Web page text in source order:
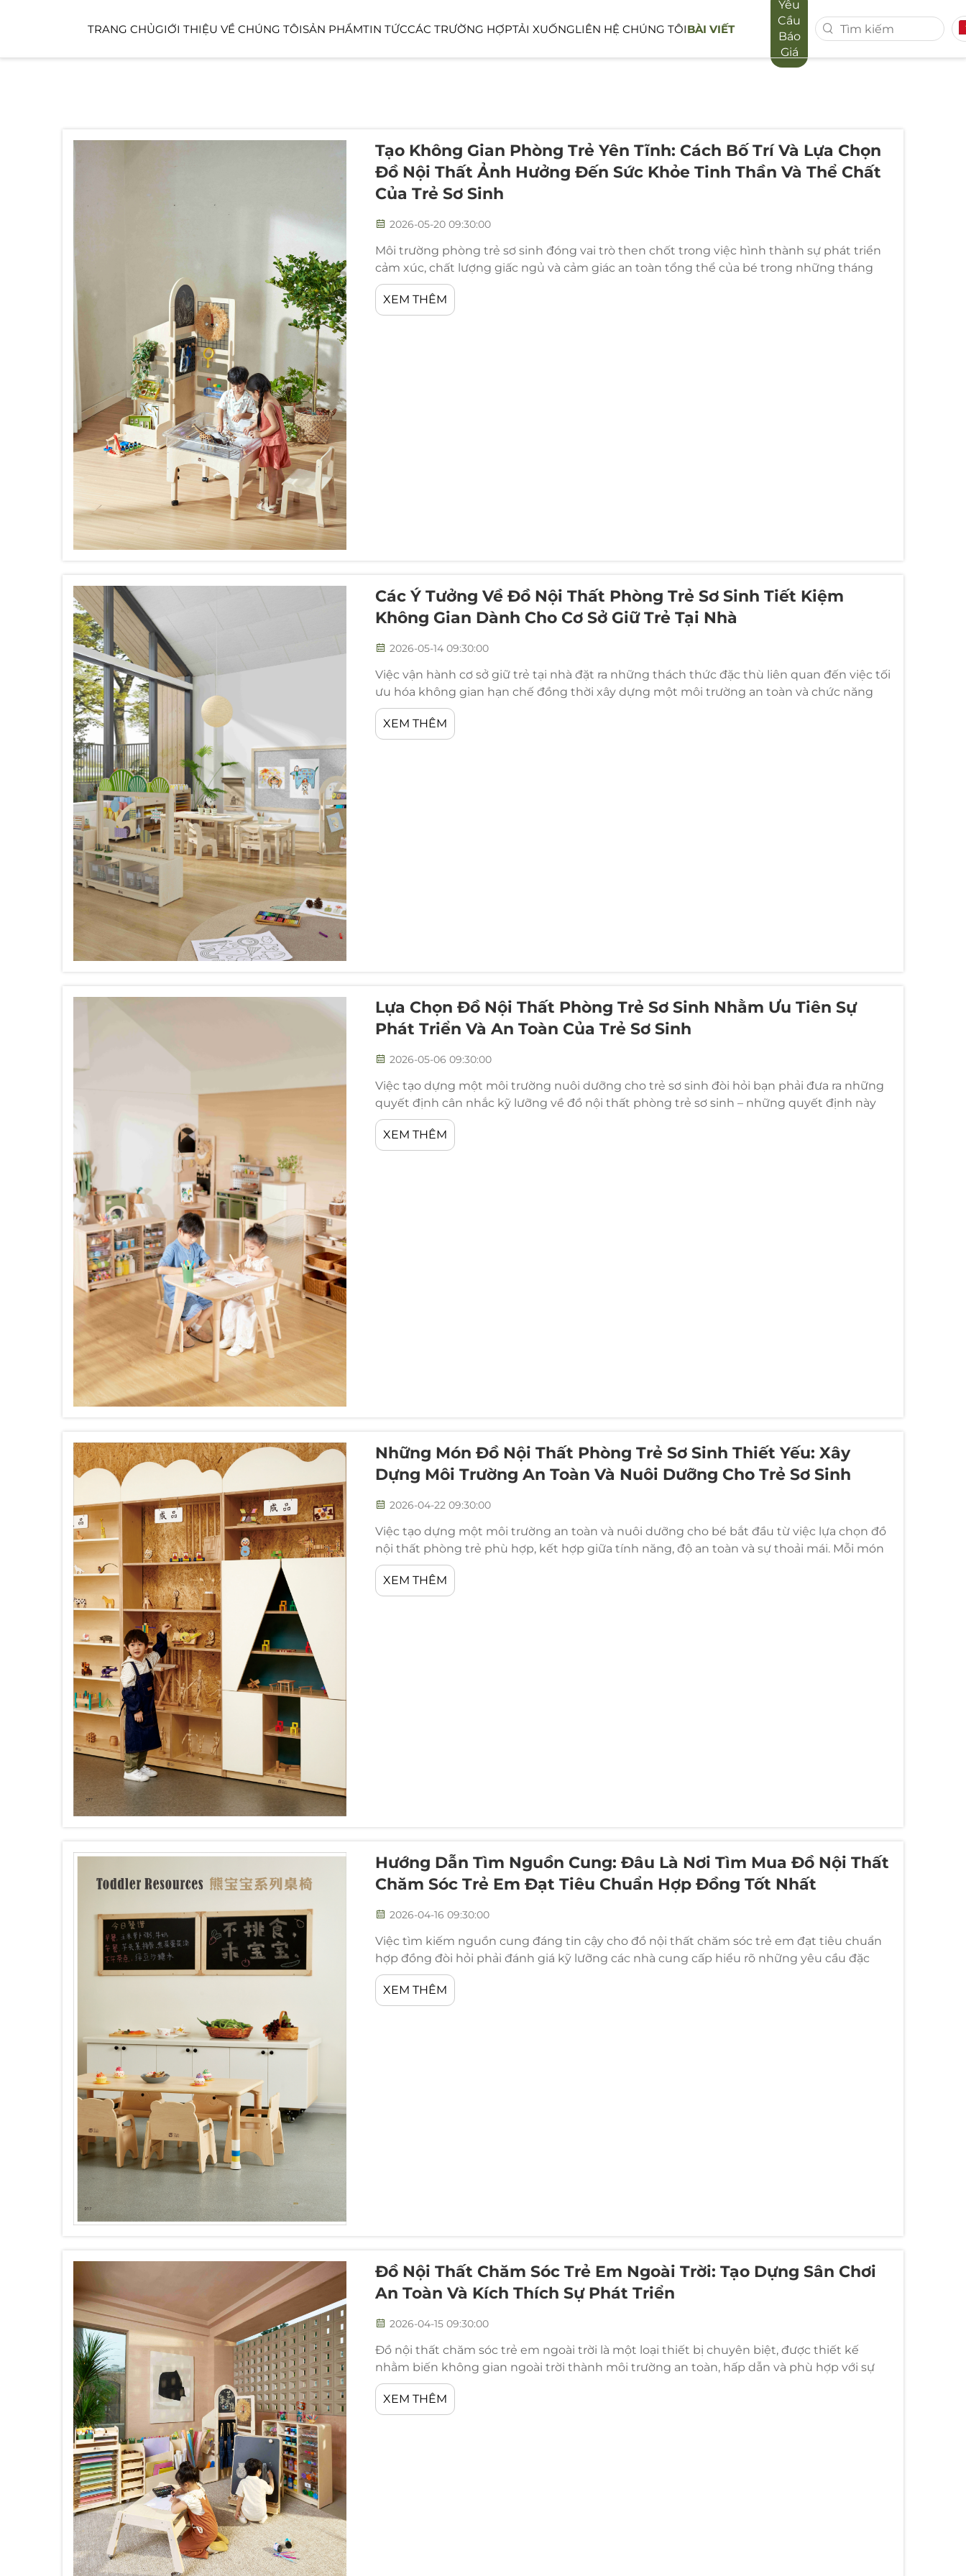
TRANG CHỦGIỚI THIỆU VỀ CHÚNG TÔISẢN PHẨM
KHU CHĂM SÓC TRẺ EM KHU VỰC CÔNG CỘNG KHU NGOÀI TRỜI
TIN TỨCCÁC TRƯỜNG HỢPTẢI XUỐNGLIÊN HỆ CHÚNG TÔIBÀI VIẾT
Yêu
Cầu
Báo
Giá
Tạo Không Gian Phòng Trẻ Yên Tĩnh: Cách Bố Trí Và Lựa Chọn
Đồ Nội Thất Ảnh Hưởng Đến Sức Khỏe Tinh Thần Và Thể Chất
Của Trẻ Sơ Sinh
2026-05-20 09:30:00
Môi trường phòng trẻ sơ sinh đóng vai trò then chốt trong việc hình thành sự phát triển
cảm xúc, chất lượng giấc ngủ và cảm giác an toàn tổng thể của bé trong những tháng
đầu đời – giai đoạn nhạy cảm nhất. Tạo dựng một phòng trẻ sơ sinh yên tĩnh thông qua
việc lựa chọn đồ nội thất phòng trẻ sơ sinh một cách cân nhắc...
XEM THÊM
Các Ý Tưởng Về Đồ Nội Thất Phòng Trẻ Sơ Sinh Tiết Kiệm
Không Gian Dành Cho Cơ Sở Giữ Trẻ Tại Nhà
2026-05-14 09:30:00
Việc vận hành cơ sở giữ trẻ tại nhà đặt ra những thách thức đặc thù liên quan đến việc tối
ưu hóa không gian hạn chế đồng thời xây dựng một môi trường an toàn và chức năng
cho nhiều trẻ em. Việc lựa chọn đồ nội thất phòng trẻ sơ sinh thông minh trở nên vô
cùng quan trọng đối với các nhà cung cấp dịch vụ chăm sóc trẻ cần...
XEM THÊM
Lựa Chọn Đồ Nội Thất Phòng Trẻ Sơ Sinh Nhằm Ưu Tiên Sự
Phát Triển Và An Toàn Của Trẻ Sơ Sinh
2026-05-06 09:30:00
Việc tạo dựng một môi trường nuôi dưỡng cho trẻ sơ sinh đòi hỏi bạn phải đưa ra những
quyết định cân nhắc kỹ lưỡng về đồ nội thất phòng trẻ sơ sinh – những quyết định này
trực tiếp ảnh hưởng đến cả sự phát triển và an toàn của trẻ. Những lựa chọn đồ nội thất
bạn thực hiện trong giai đoạn then chốt này sẽ tác động đến sự phát triển của bé...
XEM THÊM
Những Món Đồ Nội Thất Phòng Trẻ Sơ Sinh Thiết Yếu: Xây
Dựng Môi Trường An Toàn Và Nuôi Dưỡng Cho Trẻ Sơ Sinh
2026-04-22 09:30:00
Việc tạo dựng một môi trường an toàn và nuôi dưỡng cho bé bắt đầu từ việc lựa chọn đồ
nội thất phòng trẻ phù hợp, kết hợp giữa tính năng, độ an toàn và sự thoải mái. Mỗi món
đồ nội thất phòng trẻ đều phục vụ một mục đích cụ thể nhằm hỗ trợ sự phát triển của
bé...
XEM THÊM
Hướng Dẫn Tìm Nguồn Cung: Đâu Là Nơi Tìm Mua Đồ Nội Thất
Chăm Sóc Trẻ Em Đạt Tiêu Chuẩn Hợp Đồng Tốt Nhất
2026-04-16 09:30:00
Việc tìm kiếm nguồn cung đáng tin cậy cho đồ nội thất chăm sóc trẻ em đạt tiêu chuẩn
hợp đồng đòi hỏi phải đánh giá kỹ lưỡng các nhà cung cấp hiểu rõ những yêu cầu đặc
thù của môi trường giáo dục. Khác với đồ nội thất dân dụng, đồ nội thất chăm sóc trẻ em
phải đáp ứng các tiêu chuẩn an toàn nghiêm ngặt...
XEM THÊM
Đồ Nội Thất Chăm Sóc Trẻ Em Ngoài Trời: Tạo Dựng Sân Chơi
An Toàn Và Kích Thích Sự Phát Triển
2026-04-15 09:30:00
Đồ nội thất chăm sóc trẻ em ngoài trời là một loại thiết bị chuyên biệt, được thiết kế
nhằm biến không gian ngoài trời thành môi trường an toàn, hấp dẫn và phù hợp với sự
phát triển của trẻ. Khi quy hoạch khu vực vui chơi ngoài trời cho các cơ sở chăm sóc trẻ
em,...
XEM THÊM